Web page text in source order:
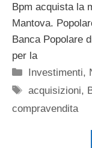
Bpm acquista la
Mantova.
Banca Popolare
per la
Categorie
Investimenti,
Tag
acquisizioni,
compravendita